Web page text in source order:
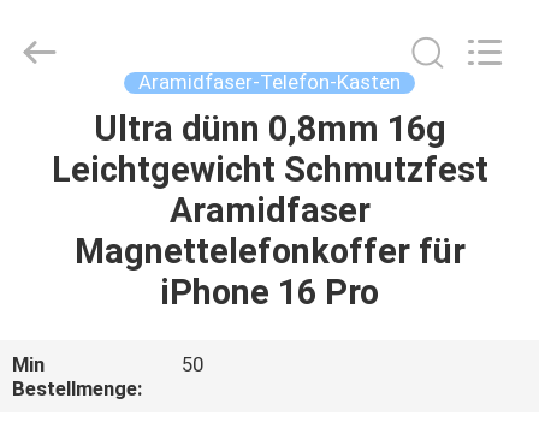
VR-
SHOW
Aramidfaser-Telefon-Kasten
Ultra dünn 0,8mm 16g
Leichtgewicht Schmutzfest
Aramidfaser
Magnettelefonkoffer für
iPhone 16 Pro
Min
Bestellmenge:
50